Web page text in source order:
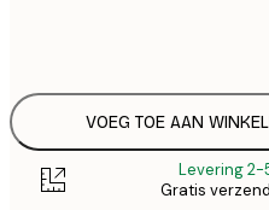
VOEG TOE AAN
Levering 2-
Gratis